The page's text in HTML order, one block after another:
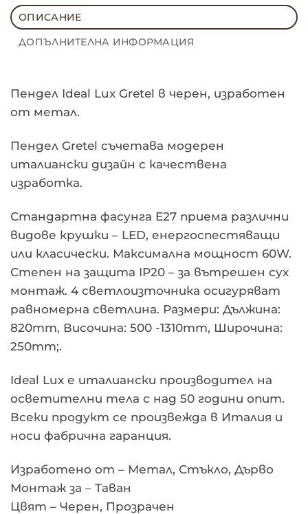
ОПИСАНИЕ
ДОПЪЛНИТЕЛНА ИНФОРМАЦИЯ
Пендел Ideal Lux Gretel в черен, изработен
от метал.
Пендел Gretel съчетава модерен
италиански дизайн с качествена
изработка.
Стандартна фасунга E27 приема различни
видове крушки – LED, енергоспестяващи
или класически. Максимална мощност 60W.
Степен на защита IP20 – за вътрешен сух
монтаж. 4 светлоизточника осигуряват
равномерна светлина. Размери: Дължина:
820mm, Височина: 500 -1310mm, Широчина:
250mm;.
Ideal Lux е италиански производител на
осветителни тела с над 50 години опит.
Всеки продукт се произвежда в Италия и
носи фабрична гаранция.
Изработено от – Метал, Стъкло, Дърво
Монтаж за – Таван
Цвят – Черен, Прозрачен